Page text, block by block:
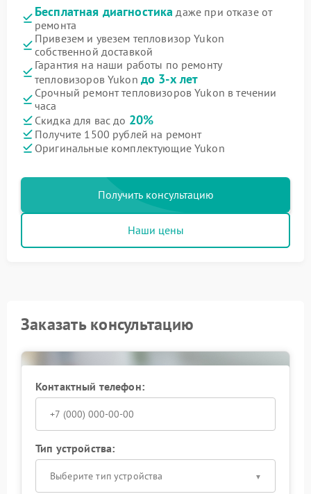
Бесплатная диагностика даже при отказе от
ремонта
Привезем и увезем тепловизор Yukon
собственной доставкой
Гарантия на наши работы по ремонту
тепловизоров Yukon до 3-х лет
Срочный ремонт тепловизоров Yukon в течении
часа
Скидка для вас до 20%
Получите 1500 рублей на ремонт
Оригинальные комплектующие Yukon
Получить консультацию
Наши цены
Заказать консультацию
Контактный телефон:
Тип устройства:
Выберите тип устройства